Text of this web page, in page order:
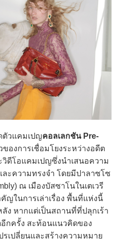
ตัวแคมเปญคอลเลกชัน Pre-
ของการเชื่อมโยงระหว่างอดีต
ดีโอแคมเปญซึ่งนำเสนอความ
ะความทรงจำ โดยมีปาลาซโซ
ณ เมืองบัสซาโนในเตเวรี
ญในการเล่าเรื่อง พื้นที่แห่งนี้
ง หากแต่เป็นสถานที่ที่ปลุกเร้า
กครั้ง สะท้อนแนวคิดของ
เปลี่ยนและสร้างความหมาย